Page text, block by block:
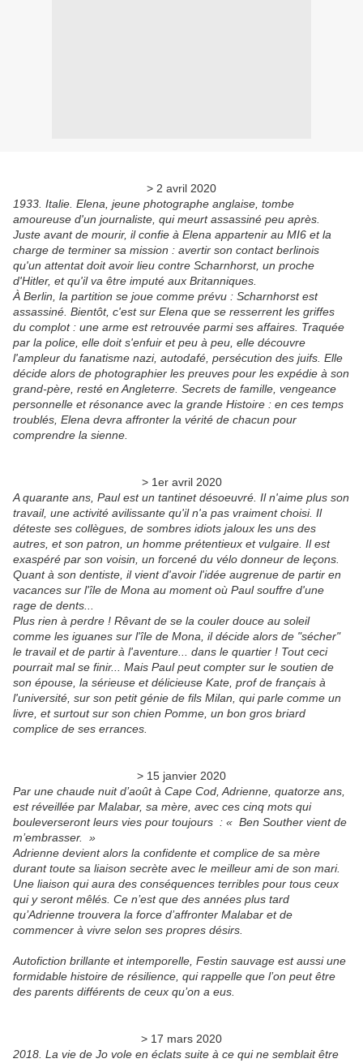
> 2 avril 2020
1933. Italie. Elena, jeune photographe anglaise, tombe
amoureuse d'un journaliste, qui meurt assassiné peu après.
Juste avant de mourir, il confie à Elena appartenir au MI6 et la
charge de terminer sa mission : avertir son contact berlinois
qu'un attentat doit avoir lieu contre Scharnhorst, un proche
d'Hitler, et qu'il va être imputé aux Britanniques.
À Berlin, la partition se joue comme prévu : Scharnhorst est
assassiné. Bientôt, c'est sur Elena que se resserrent les griffes
du complot : une arme est retrouvée parmi ses affaires. Traquée
par la police, elle doit s'enfuir et peu à peu, elle découvre
l'ampleur du fanatisme nazi, autodafé, persécution des juifs. Elle
décide alors de photographier les preuves pour les expédie à son
grand-père, resté en Angleterre. Secrets de famille, vengeance
personnelle et résonance avec la grande Histoire : en ces temps
troublés, Elena devra affronter la vérité de chacun pour
comprendre la sienne.
> 1er avril 2020
A quarante ans, Paul est un tantinet désoeuvré. Il n'aime plus son
travail, une activité avilissante qu'il n'a pas vraiment choisi. Il
déteste ses collègues, de sombres idiots jaloux les uns des
autres, et son patron, un homme prétentieux et vulgaire. Il est
exaspéré par son voisin, un forcené du vélo donneur de leçons.
Quant à son dentiste, il vient d'avoir l'idée augrenue de partir en
vacances sur l'île de Mona au moment où Paul souffre d'une
rage de dents...
Plus rien à perdre ! Rêvant de se la couler douce au soleil
comme les iguanes sur l'île de Mona, il décide alors de "sécher"
le travail et de partir à l'aventure... dans le quartier ! Tout ceci
pourrait mal se finir... Mais Paul peut compter sur le soutien de
son épouse, la sérieuse et délicieuse Kate, prof de français à
l'université, sur son petit génie de fils Milan, qui parle comme un
livre, et surtout sur son chien Pomme, un bon gros briard
complice de ses errances.
> 15 janvier 2020
Par une chaude nuit d’août à Cape Cod, Adrienne, quatorze ans,
est réveillée par Malabar, sa mère, avec ces cinq mots qui
bouleverseront leurs vies pour toujours : « Ben Souther vient de
m’embrasser. »
Adrienne devient alors la confidente et complice de sa mère
durant toute sa liaison secrète avec le meilleur ami de son mari.
Une liaison qui aura des conséquences terribles pour tous ceux
qui y seront mêlés. Ce n’est que des années plus tard
qu’Adrienne trouvera la force d’affronter Malabar et de
commencer à vivre selon ses propres désirs.
Autofiction brillante et intemporelle, Festin sauvage est aussi une
formidable histoire de résilience, qui rappelle que l’on peut être
des parents différents de ceux qu’on a eus.
> 17 mars 2020
2018. La vie de Jo vole en éclats suite à ce qui ne semblait être